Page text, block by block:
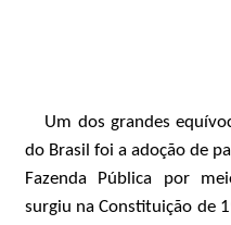
Um dos grandes
do Brasil foi a adoção de
Fazenda Pública por
surgiu na Constituição de